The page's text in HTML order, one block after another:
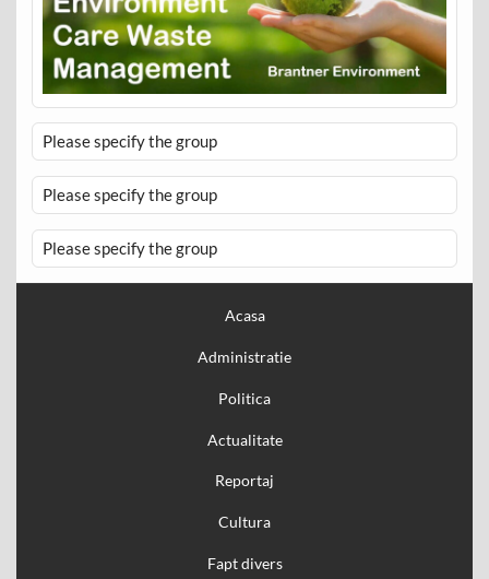
Please specify the group
Please specify the group
Please specify the group
Acasa
Administratie
Politica
Actualitate
Reportaj
Cultura
Fapt divers